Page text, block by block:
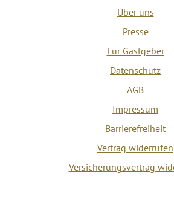
Über uns
Presse
Für Gastgeber
Datenschutz
AGB
Impressum
Barrierefreiheit
Vertrag widerrufen
Versicherungsvertrag